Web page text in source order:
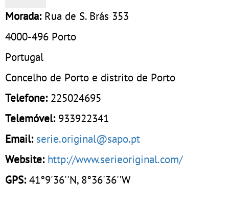
Morada: Rua de S. Brás 353
4000-496 Porto
Portugal
Concelho de Porto e distrito de Porto
Telefone: 225024695
Telemóvel: 933922341
Email: serie.original@sapo.pt
Website: http://www.serieoriginal.com/
GPS:41°9'36''N, 8°36'36''W